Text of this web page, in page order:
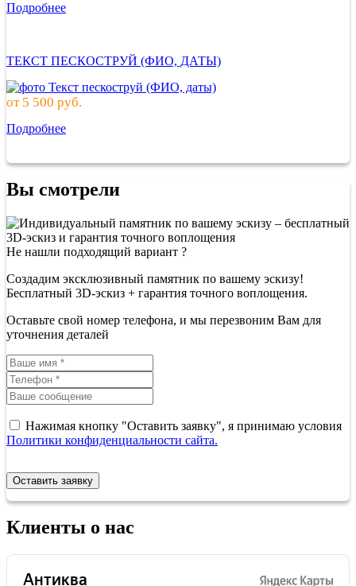
Подробнее
ТЕКСТ ПЕСКОСТРУЙ (ФИО, ДАТЫ)
от 5 500 руб.
Подробнее
Вы смотрели
Не нашли подходящий вариант ?
Создадим эксклюзивный памятник по вашему эскизу!
Бесплатный 3D-эскиз + гарантия точного воплощения.
Оставьте свой номер телефона, и мы перезвоним Вам для
уточнения деталей
Нажимая кнопку "Оставить заявку", я принимаю условия
Политики конфиденциальности сайта.
Оставить заявку
Клиенты о нас